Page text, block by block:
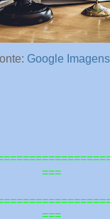
Google Imagens
===
===